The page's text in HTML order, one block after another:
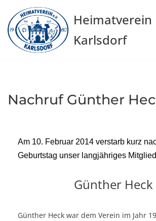
Zum
Inhalt
springen
Heimatverein
Karlsdorf
Nachruf Günther
Am 10. Februar 2014 verstarb kurz
Geburtstag unser langjähriges Mitglied
Günther Heck
Günther Heck war dem Verein im Jahr